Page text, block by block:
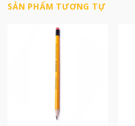
SẢN PHẨM TƯƠNG TỰ